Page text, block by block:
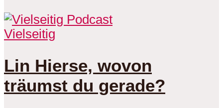
Vielseitig
Lin Hierse, wovon
träumst du gerade?